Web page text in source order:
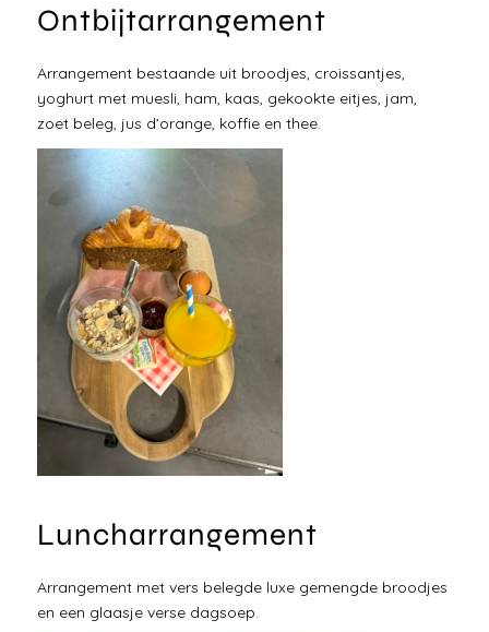
Ontbijtarrangement
Arrangement bestaande uit broodjes, croissantjes,
yoghurt met muesli, ham, kaas, gekookte eitjes, jam,
zoet beleg, jus d’orange, koffie en thee.
Luncharrangement
Arrangement met vers belegde luxe gemengde broodjes
en een glaasje verse dagsoep.